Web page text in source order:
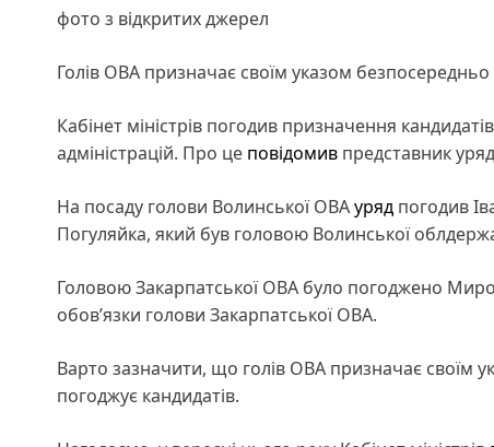
фото з відкритих джерел
Голів ОВА призначає своїм указом
Кабінет міністрів погодив призначення
адміністрацій. Про це повідомив представник
На посаду голови Волинської ОВАуряд погодив
Погуляйка, який був головою Волинської
Головою Закарпатської ОВА було погоджено
обов’язки голови Закарпатської ОВА.
Варто зазначити, що голів ОВА призначає своїм
погоджує кандидатів.